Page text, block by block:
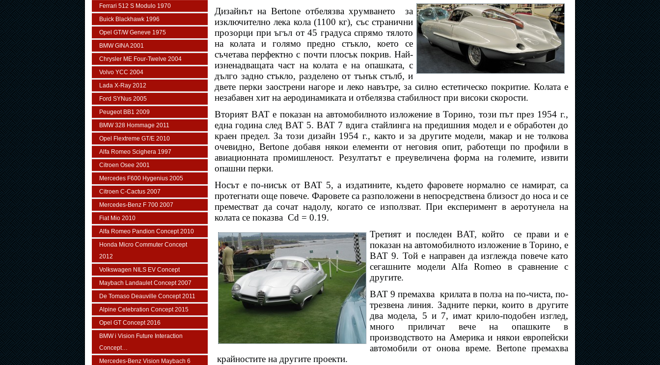
Ferrari 512 S Modulo 1970
Buick Blackhawk 1996
Opel GT/W Geneve 1975
BMW GINA 2001
Chrysler ME Four-Twelve 2004
Volvo YCC 2004
Lada X-Ray 2012
Ford SYNus 2005
Peugeot BB1 2009
BMW 328 Hommage 2011
Opel Flextreme GT/E 2010
Alfa Romeo Scighera 1997
Citroen Osee 2001
Mercedes F600 Hygenius 2005
Citroen C-Cactus 2007
Mercedes-Benz F 700 2007
Fiat Mio 2010
Alfa Romeo Pandion Concept 2010
Honda Micro Commuter Concept
2012
Volkswagen NILS EV Concept
Maybach Landaulet Concept 2007
De Tomaso Deauville Concept 2011
Alpine Celebration Concept 2015
Opel GT Concept 2016
BMW i Vision Future Interaction
Concept…
Mercedes-Benz Vision Maybach 6
Дизайнът на Bertone отбелязва хрумването
за
изключително лека кола (1100 кг), със странични
прозорци при ъгъл от 45 градуса спрямо тялото
на колата и голямо предно стъкло, което се
съчетава перфектно с почти плосък покрив. Най-
изненадващата част на колата е на опашката, с
дълго задно стъкло, разделено от тънък стълб, и
двете перки заострени нагоре и леко навътре, за силно естетическо покритие. Колата е
незабавен хит на аеродинамиката и отбелязва стабилност при високи скорости.
Вторият BAT е показан на автомобилното изложение в Торино, този път през 1954 г.,
една година след BAT 5. BAT 7 вдига стайлинга на предишния модел и е обработен до
краен предел. За този дизайн 1954 г., както и за другите модели, макар и не толкова
очевидно, Bertone добавя някои елементи от неговия опит, работещи по профили в
авиационната промишленост. Резултатът е преувеличена форма на големите, извити
опашни перки.
Носът е по-нисък от BAT 5, а издатините, където фаровете нормално се намират, са
протегнати още повече. Фаровете са разположени в непосредствена близост до носа и се
преместват да сочат надолу, когато се използват. При експеримент в аеротунела на
колата се показва Cd = 0.19.
Третият и последен BAT, който
се прави и е
показан на автомобилното изложение в Торино, е
BAT 9. Той е направен да изглежда повече като
сегашните модели Alfa Romeo в сравнение с
другите.
BAT 9 премахва крилата в полза на по-чиста, по-
трезвена линия. Задните перки, които в другите
два модела, 5 и 7, имат крило-подобен изглед,
много приличат вече на опашките в
производството на Америка и някои европейски
автомобили от онова време. Bertone премахва
крайностите на другите проекти.